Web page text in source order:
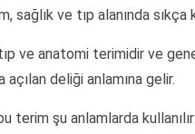
ve tıp alanında sıkça
ve anatomi terimidir ve
açılan deliği anlamına gelir.
terim şu anlamlarda kullanılır: